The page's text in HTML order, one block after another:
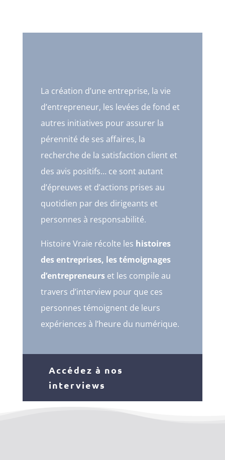
La création d’une entreprise, la vie
d’entrepreneur, les levées de fond et
autres initiatives pour assurer la
pérennité de ses affaires, la
recherche de la satisfaction client et
des avis positifs… ce sont autant
d’épreuves et d’actions prises au
quotidien par des dirigeants et
personnes à responsabilité.
Histoire Vraie récolte les histoires
des entreprises, les témoignages
d’entrepreneurset les compile au
travers d’interview pour que ces
personnes témoignent de leurs
expériences à l’heure du numérique.
Accédez à nos
interviews